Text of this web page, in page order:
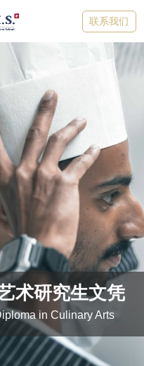
术研究生文凭
in Culinary Arts
联系我们